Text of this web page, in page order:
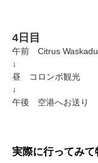
4日目
午前 Citrus
↓
昼 コロンボ観光
↓
午後 空港へお送り
実際に行ってみて